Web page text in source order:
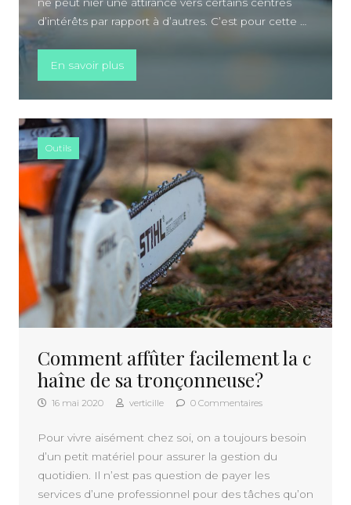
d’intérêts par rapport à d’autres. C’est pour cette …
En savoir plus« Faire des rencontres, un besoin vital
Outils
Comment affûter facilement la c
haîne de sa tronçonneuse?
16 mai 2020 verticille 0 Commentaires
Pour vivre aisément chez soi, on a toujours besoin
d’un petit matériel pour assurer la gestion du
quotidien. Il n’est pas question de payer les
services d’une professionnel pour des tâches qu’on
A PROPOS